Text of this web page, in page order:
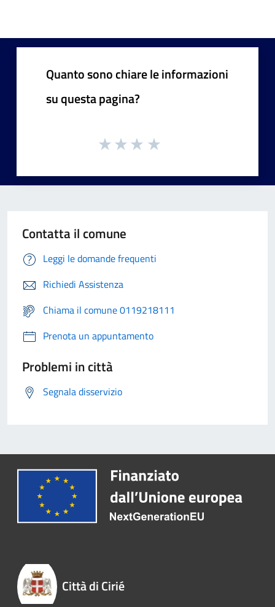
Quanto sono chiare le informazioni
su questa pagina?
Contatta il comune
Leggi le domande frequenti
Richiedi Assistenza
Chiama il comune 0119218111
Prenota un appuntamento
Problemi in città
Segnala disservizio
Città di Cirié